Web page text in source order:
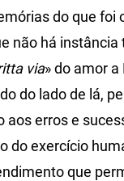
do que foi
não há
via» do amor
do lado de lá,
erros e
do exercício
que